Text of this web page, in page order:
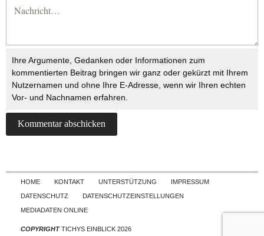
Ihre Argumente, Gedanken oder Informationen zum
kommentierten Beitrag bringen wir ganz oder gekürzt mit Ihrem
Nutzernamen und ohne Ihre E-Adresse, wenn wir Ihren echten
Vor- und Nachnamen erfahren.
Skip to content
HOME KONTAKT UNTERSTÜTZUNG
IMPRESSUM
DATENSCHUTZ
DATENSCHUTZEINSTELLUNGEN
MEDIADATEN ONLINE
COPYRIGHTTICHYS EINBLICK 2026